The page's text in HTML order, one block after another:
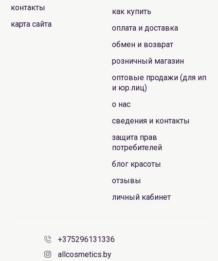
контакты
карта сайта
как купить
оплата и доставка
обмен и возврат
розничный магазин
оптовые продажи (для ип
и юр.лиц)
о нас
сведения и контакты
защита прав
потребителей
блог красоты
отзывы
личный кабинет
+375296131336
allcosmetics.by